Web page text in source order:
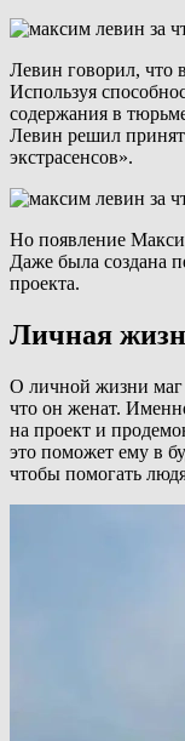
Левин говорил, что
Используя
содержания в
Левин решил
экстрасенсов».
Но появление
Даже была создана
проекта.
Личная
О личной жизни маг
что он женат.
на проект и
это поможет ему в
чтобы помогать